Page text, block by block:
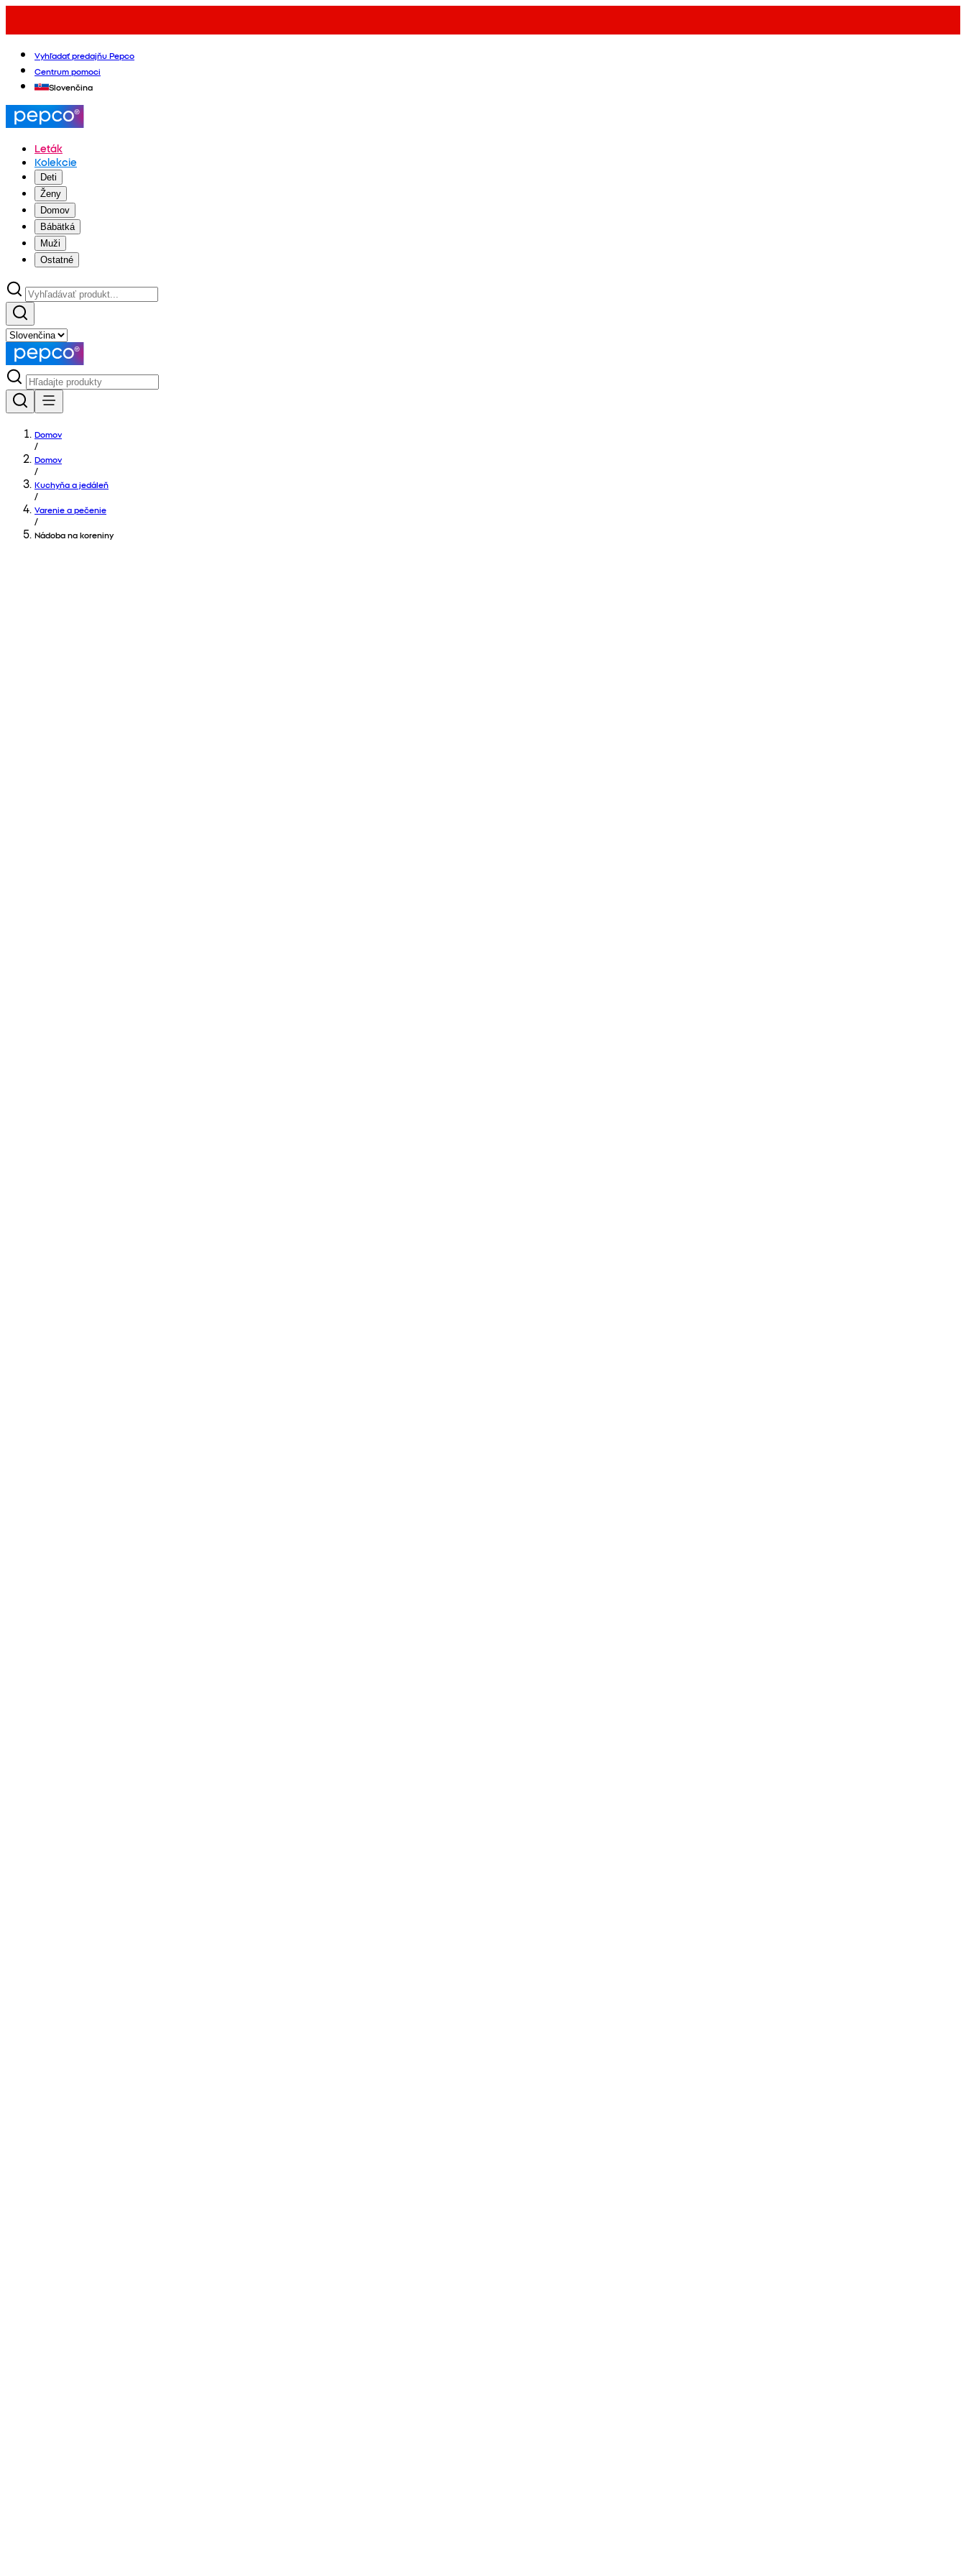
Vyhľadať predajňu Pepco
Centrum pomoci
Slovenčina
Leták
Kolekcie
Deti
Ženy
Domov
Bábätká
Muži
Ostatné
Domov
/
Domov
/
Kuchyňa a jedáleň
/
Varenie a pečenie
/
Nádoba na koreniny